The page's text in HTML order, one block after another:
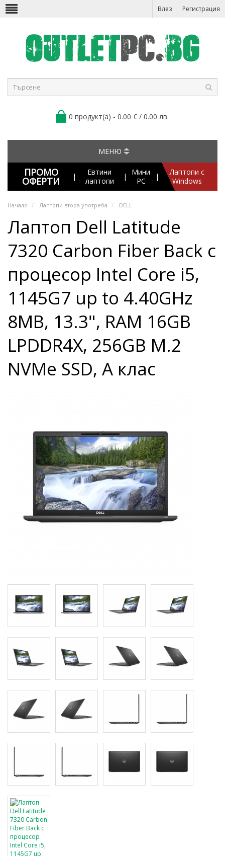
Влез Регистрация
0 продукт(а) - 0.00 € / 0.00 лв.
МЕНЮ
ПРОМО
ОФЕРТИ |
Евтини
лаптопи
|
Мини
PC
|
Лаптопи с
Windows
Начало Лаптопи втора употреба DELL
Лаптоп Dell Latitude
7320 Carbon Fiber Back с
процесор Intel Core i5,
1145G7 up to 4.40GHz
8MB, 13.3", RAM 16GB
LPDDR4X, 256GB M.2
NVMe SSD, A клас